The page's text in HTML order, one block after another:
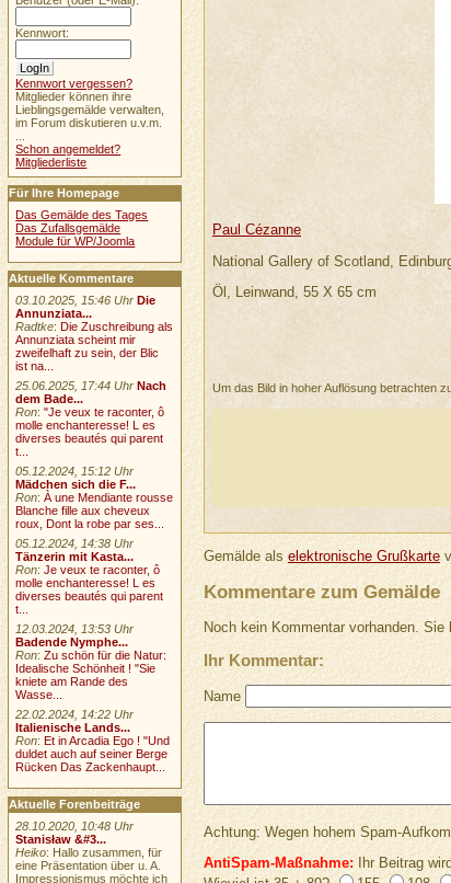
Paul Cézanne
National Gallery of Scotland,
Öl, Leinwand, 55 X 65 cm
Um das Bild in hoher Auflösung betrachten
Gemälde alselektronische Grußkarte
Kommentare zum Gemälde
Noch kein Kommentar vorhanden.
Ihr Kommentar:
Name
Achtung: Wegen hohem Spam-
AntiSpam-Maßnahme:Ihr Beitrag
Kennwort:
Kennwort vergessen?
Mitglieder können ihre
Lieblingsgemälde verwalten,
im Forum diskutieren u.v.m.
Schon angemeldet?
Mitgliederliste
Für Ihre Homepage
Das Gemälde des Tages
Das Zufallsgemälde
Module für WP/Joomla
Aktuelle Kommentare
03.10.2025, 15:46 Uhr Die
Annunziata...
Radtke: Die Zuschreibung als
Annunziata scheint mir
zweifelhaft zu sein, der Blic
ist na...
25.06.2025, 17:44 Uhr Nach
dem Bade...
Ron:"Je veux te raconter, ô
molle enchanteresse! L es
diverses beautés qui parent
t...
05.12.2024, 15:12 Uhr
Mädchen sich die F...
Ron:À une Mendiante rousse
Blanche fille aux cheveux
roux, Dont la robe par ses...
05.12.2024, 14:38 Uhr
Tänzerin mit Kasta...
Ron:Je veux te raconter, ô
molle enchanteresse! L es
diverses beautés qui parent
t...
12.03.2024, 13:53 Uhr
Badende Nymphe...
Ron:Zu schön für die Natur:
Idealische Schönheit ! "Sie
kniete am Rande des
Wasse...
22.02.2024, 14:22 Uhr
Italienische Lands...
Ron:Et in Arcadia Ego ! "Und
duldet auch auf seiner Berge
Rücken Das Zackenhaupt...
Aktuelle Forenbeiträge
28.10.2020, 10:48 Uhr
Stanisław &#3...
Heiko: Hallo zusammen, für
eine Präsentation über u. A.
Impressionismus möchte ich